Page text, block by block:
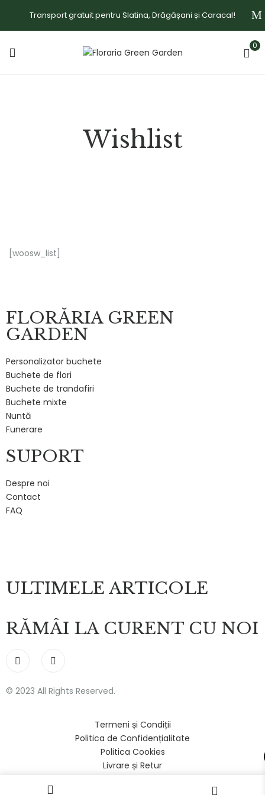
Transport gratuit pentru Slatina, Drăgășani și Caracal!
0
Wishlist
[woosw_list]
FLORĂRIA GREEN
GARDEN
Personalizator buchete
Buchete de flori
Buchete de trandafiri
Buchete mixte
Nuntă
Funerare
SUPORT
Despre noi
Contact
FAQ
ULTIMELE ARTICOLE
RĂMÂI LA CURENT CU NOI
© 2023 All Rights Reserved.
Termeni și Condiții
Politica de Confidențialitate
Politica Cookies
Livrare și Retur